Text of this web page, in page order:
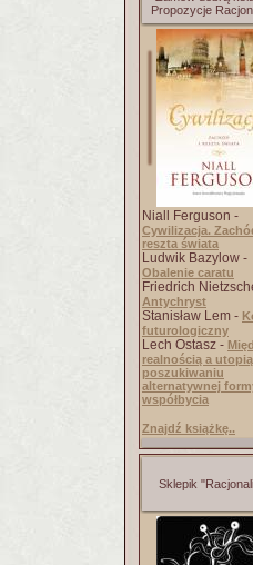
Propozycje
Niall Ferguson -
Cywilizacja.
reszta świata
Ludwik Bazylow -
Obalenie caratu
Friedrich
Antychryst
Stanisław Lem -
futurologiczny
Lech Ostasz -
realnością a
poszukiwaniu
alternatywnej
współbycia
Znajdź książkę..
Sklepik